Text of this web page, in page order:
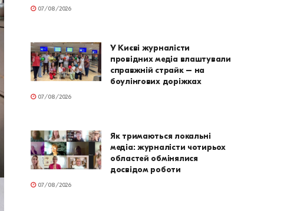
07/08/2026
У Києві журналісти
провідних медіа влаштували
справжній страйк – на
боулінгових доріжках
07/08/2026
Як тримаються локальні
медіа: журналісти чотирьох
областей обмінялися
досвідом роботи
07/08/2026